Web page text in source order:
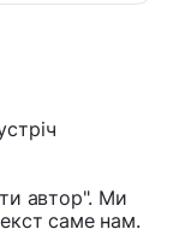
автор". Ми
саме нам.